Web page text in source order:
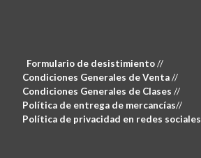
Formulario de desistimiento//
Condiciones Generales de Venta//
Condiciones Generales de Clases //
Política de entrega de mercancías//
Política de privacidad en redes sociales